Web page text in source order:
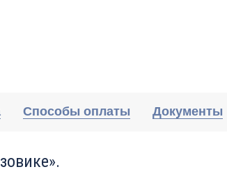
Способы оплаты Документы